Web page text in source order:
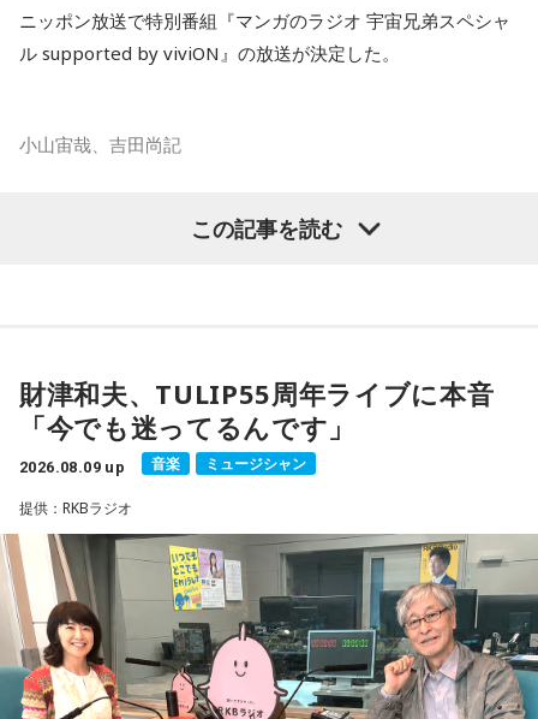
お楽しみください。
OPEN大賞受賞。2006年『ハルジャン』『ジジジイ-GGG-』
を連載。
で2010年 第56回小学館漫画賞一般向け部門、2011年 第35回
賞。TVアニメ、実写映画等、多くのメディアミックスを果た
■番組タイトル：『マンガのラジオ 宇宙兄弟スペシャル
supported by viviON』
■放送日時：2026年8月16日（日） 19時～20時
■パーソナリティ：吉田尚記
■ゲスト：小山宙哉
■公式Xアカウント：@MANGARADIO1242
■ハッシュタグ：#マンガのラジオ
■番組HP：
https://manga-no-radio.com/
ニッポン放送で特別番組『マンガのラジオ 宇宙兄弟スペシャ
ル supported by viviON』の放送が決定した。
小山宙哉、吉田尚記
パーソナリティを務め、漫画にまつわるゲストを迎えるポッ
18年に及ぶ「宇宙兄弟」の連載完結のタイミングでの出演と
なり、「宇宙兄弟」誕生のエピソードや「キャラクターに出
会う」というキャラクター造形について、ストーリーの発想
小山宙哉をゲストに迎える特別番組『マンガのラジオ 宇宙兄
弟スペシャル supported by viviON』は8月16日（日）19時
から放送。放送後には、地上波本編で未公開の音源を含むデ
ィレクターズカット版のポッドキャスト配信も予定してい
る。
この記事を読む
財津和夫、TULIP55周年ライブに本音
「今でも迷ってるんです」
2026.08.09 up 音楽 ミュージシャン
提供：RKBラジオ